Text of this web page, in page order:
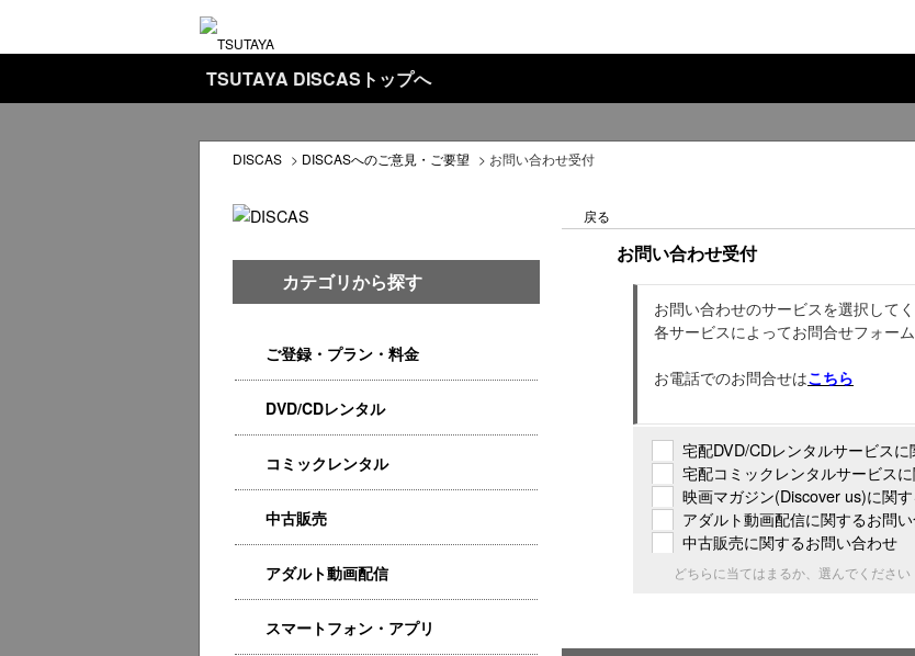
TSUTAYA DISCASトップへ
DISCAS > DISCASへのご意見・ご要望 > お問い合わせ受付
カテゴリから探す
ご登録・プラン・料金
DVD/CDレンタル
コミックレンタル
中古販売
アダルト動画配信
スマートフォン・アプリ
戻る
お問い合わせ受付
お問い合わせのサービスを選択してく
各サービスによってお問合せフォー
お電話でのお問合せはこちら
宅配DVD/CDレンタルサービス
宅配コミックレンタルサービス
映画マガジン(Discover us)に関
アダルト動画配信に関するお問
中古販売に関するお問い合わせ
どちらに当てはまるか、選んでください